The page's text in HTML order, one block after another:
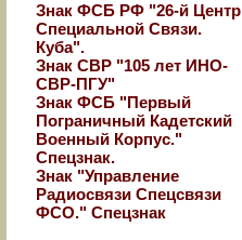
Знак ФСБ РФ "26-й Центр
Специальной Связи.
Куба".
Знак СВР "105 лет ИНО-
СВР-ПГУ"
Знак ФСБ "Первый
Пограничный Кадетский
Военный Корпус."
Спецзнак.
Знак "Управление
Радиосвязи Спецсвязи
ФСО." Спецзнак